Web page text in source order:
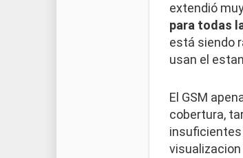
extendió
para todas
está siendo
usan el
El GSM
cobertura,
insuficientes